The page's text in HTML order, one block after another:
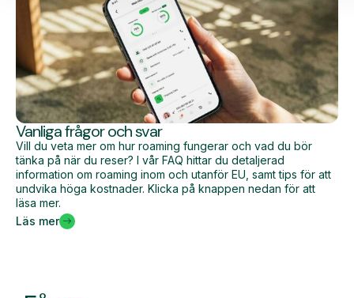
Vanliga frågor och svar
Vill du veta mer om hur roaming fungerar och vad du bör
tänka på när du reser? I vår FAQ hittar du detaljerad
information om roaming inom och utanför EU, samt tips för att
undvika höga kostnader. Klicka på knappen nedan för att
läsa mer.
Läs mer